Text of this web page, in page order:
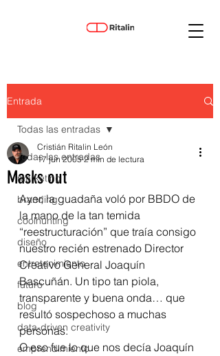
Entrada
Todas las entradas
marketing
branding
coolhunting
diseño
entretenimiento
futuro
blog
data-driven creativity
emprendimiento
Todas las entradas
Masks out
Cristián Ritalin León
17 jun 2005 2 min de lectura
Ayer, la guadaña voló por BBDO de
la mano de la tan temida
“reestructuración” que traía consigo
nuestro recién estrenado Director
Creativo General Joaquín
Bascuñán. Un tipo tan piola,
transparente y buena onda… que
resultó sospechoso a muchas
personas.
O eso fue lo que nos decía Joaquín